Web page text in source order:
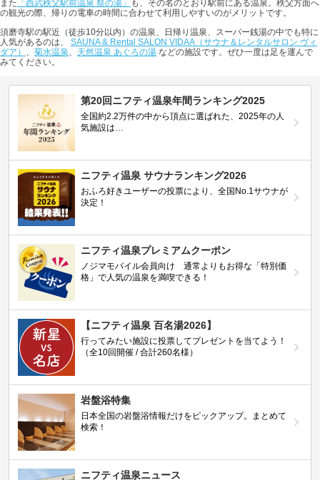
また 「西武秩父駅前温泉 祭の湯」
も、その名のとおり駅前にある温泉。秩父方面へ
の観光の際、帰りの電車の時間に合わせて利用しやすいのがメリットです。
須磨寺駅の駅近（徒歩10分以内）の温泉、日帰り温泉、スーパー銭湯の中でも特に
人気があるのは、 SAUNA & Rental SALON VIDAA（サウナ＆レンタルサロン ヴィ
ダア） 、 菊水温泉、 天然温泉 あぐろの湯 などの施設です。ぜひ一度は足を運んで
みてください。
第20回ニフティ温泉年間ランキング2025
全国約2.2万件の中から頂点に選ばれた、2025年の人
気施設は…
ニフティ温泉 サウナランキング2026
おふろ好きユーザーの投票により、全国No.1サウナが
決定！
ニフティ温泉プレミアムクーポン
ノジマモバイル会員向け 通常よりもお得な「特別価
格」で人気の温泉を満喫できる！
【ニフティ温泉 百名湯2026】
行ってみたい施設に投票してプレゼントを当てよう！
（全10回開催 / 合計260名様）
岩盤浴特集
日本全国の岩盤浴情報だけをピックアップ。まとめて
検索！
ニフティ温泉ニュース